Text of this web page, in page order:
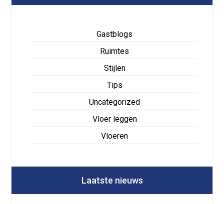
Gastblogs
Ruimtes
Stijlen
Tips
Uncategorized
Vloer leggen
Vloeren
Laatste nieuws